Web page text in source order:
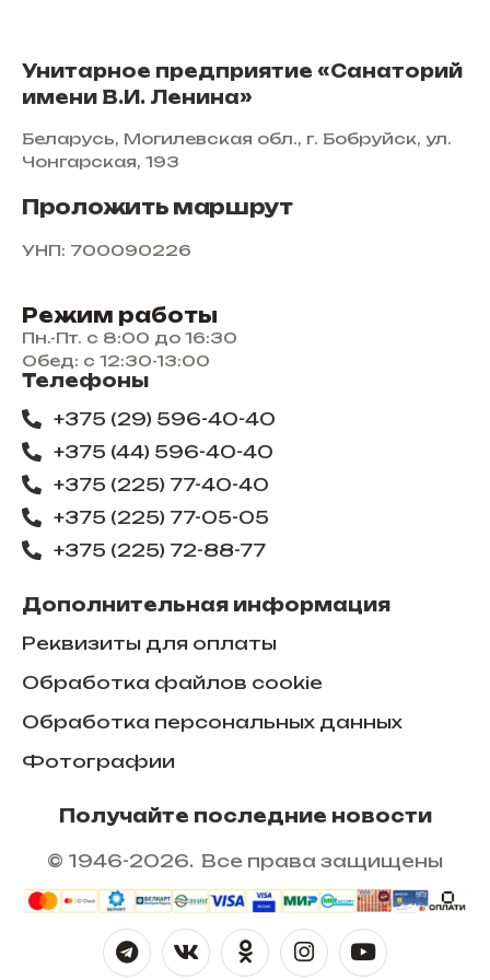
Унитарное предприятие «Санаторий
имени В.И. Ленина»
Беларусь, Могилевская обл., г. Бобруйск, ул.
Чонгарская, 193
Проложить маршрут
УНП: 700090226
Режим работы
Пн.-Пт. с 8:00 до 16:30
Обед: с 12:30-13:00
Телефоны
+375 (29) 596-40-40
+375 (44) 596-40-40
+375 (225) 77-40-40
+375 (225) 77-05-05
+375 (225) ​72-88-77
Дополнительная информация
Реквизиты для оплаты
Обработка файлов cookie
Обработка персональных данных
Фотографии
Получайте последние новости
© 1946-2026. Все права защищены